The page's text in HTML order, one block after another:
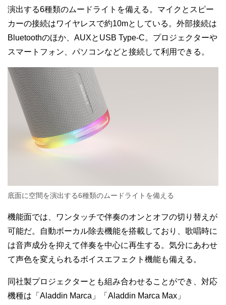
演出する6種類のムードライトを備える。マイクとスピー
カーの接続はワイヤレスで約10mとしている。外部接続は
Bluetoothのほか、AUXとUSB Type-C。プロジェクターや
スマートフォン、パソコンなどと接続して利用できる。
底面に空間を演出する6種類のムードライトを備える
機能面では、ワンタッチで伴奏のオンとオフの切り替えが
可能だ。自動ボーカル除去機能を搭載しており、歌唱時に
は音声成分を抑えて伴奏を中心に再生する。気分にあわせ
て声色を変えられるボイスエフェクト機能も備える。
同社製プロジェクターとも組み合わせることができ、対応
機種は「Aladdin Marca」「Aladdin Marca Max」